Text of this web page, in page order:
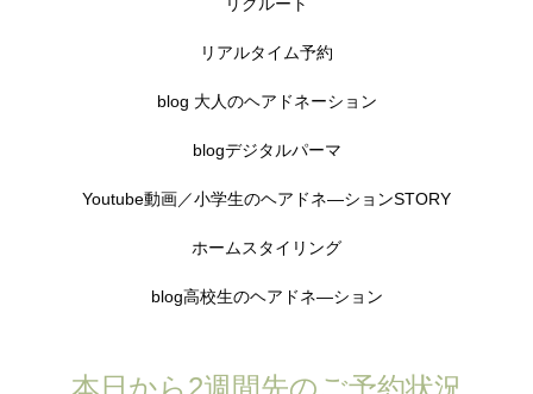
リアルタイム予約
blog 大人のヘアドネーション
blogデジタルパーマ
Youtube動画／小学生のヘアドネ―ションSTORY
ホームスタイリング
blog高校生のヘアドネ―ション
本日から2週間先のご予約状況